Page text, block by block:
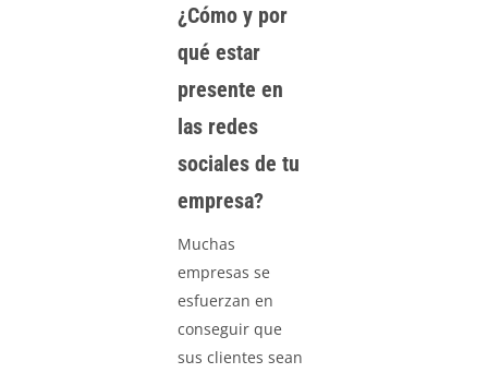
¿Cómo y por
qué estar
presente en
las redes
sociales de tu
empresa?
Muchas
empresas se
esfuerzan en
conseguir que
sus clientes sean